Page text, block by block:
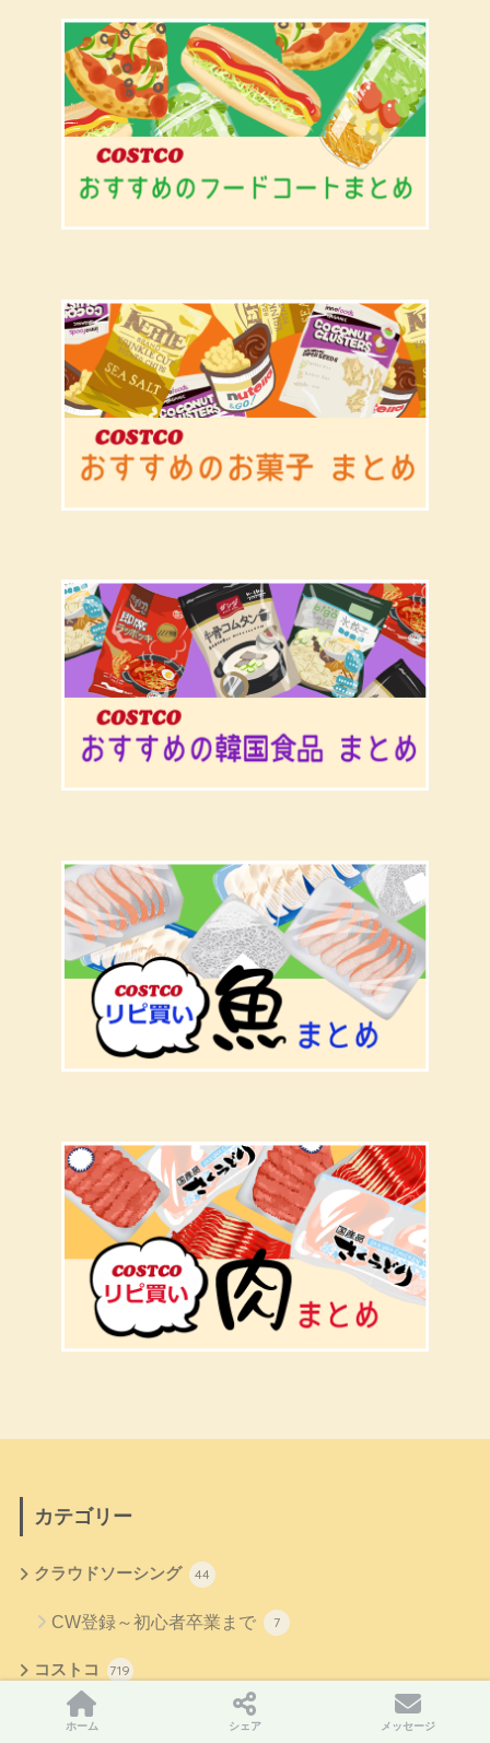
カテゴリー
クラウドソーシング 44
CW登録～初心者卒業まで 7
コストコ 719
デリカ
ホーム シェア メッセージ